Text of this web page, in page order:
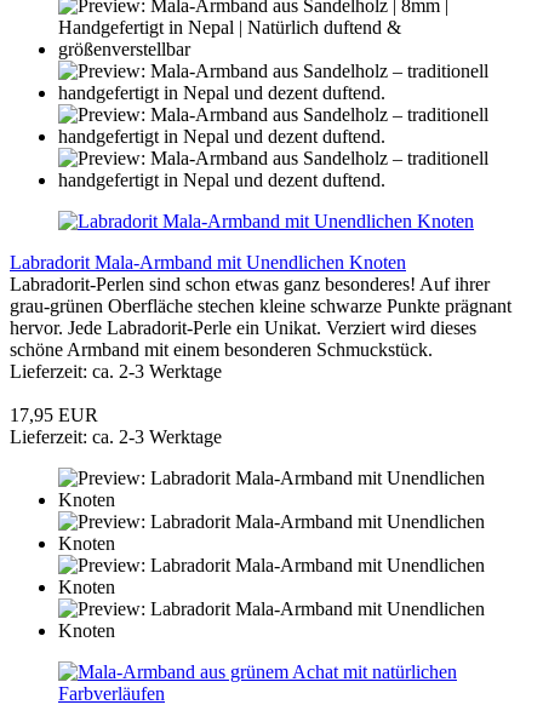
Labradorit Mala-Armband mit Unendlichen Knoten
Labradorit-Perlen sind schon etwas ganz besonderes! Auf ihrer
grau-grünen Oberfläche stechen kleine schwarze Punkte prägnant
hervor. Jede Labradorit-Perle ein Unikat. Verziert wird dieses
schöne Armband mit einem besonderen Schmuckstück.
Lieferzeit: ca. 2-3 Werktage
17,95 EUR
Lieferzeit: ca. 2-3 Werktage